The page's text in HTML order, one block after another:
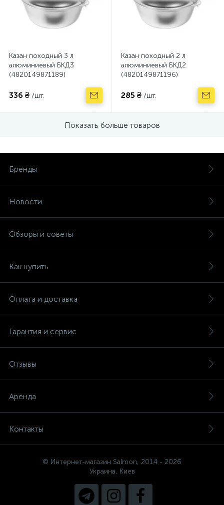
Казан походный 3 л
алюминиевый БКД3
(4820149871189)
336 ₴ /шт.
Казан походный 2 л
алюминиевый БКД2
(4820149871196)
285 ₴ /шт.
Показать больше товаров
Бренды
Новости
Обзоры и советы
Как купить
Оплата и доставка
Гарантия и сервис
Отзывы
Аренда
Контакты
© Интернет-магазин Salmon, 2014 - 2026
Украина, Киев